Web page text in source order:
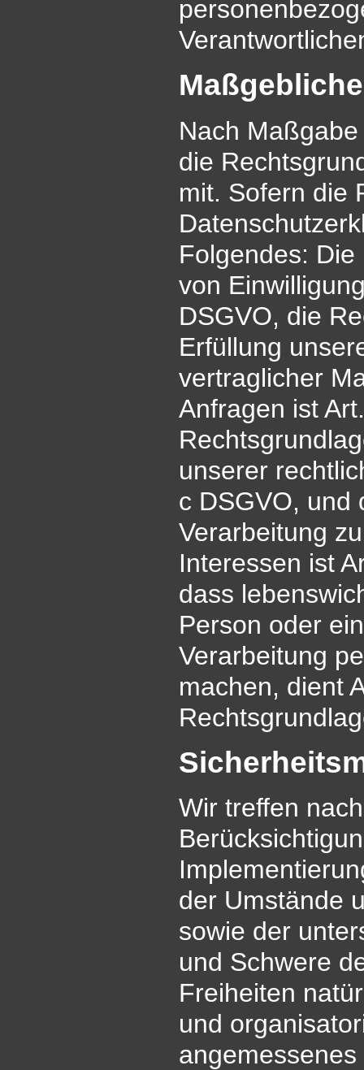
Nach
die
mit. Sofern die
Folgendes:
von
DSGVO, die
Erfüllung
vertraglicher
Anfragen ist
unserer
c DSGVO, und
Verarbeitung
Interessen ist
dass
Person oder
Verarbeitung
machen, dient
Wir treffen
der Umstände
sowie der
und Schwere
Freiheiten
und